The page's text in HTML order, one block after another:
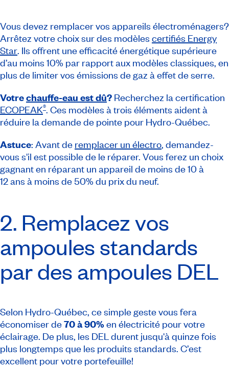
Vous devez remplacer vos appareils électroménagers?
Arrêtez votre choix sur des modèles certifiés Energy
Star. Ils offrent une efficacité énergétique supérieure
d’au moins 10% par rapport aux modèles classiques, en
plus de limiter vos émissions de gaz à effet de serre.
Votrechauffe-eau est dû? Recherchez la certification
ECOPEAK®. Ces modèles à trois éléments aident à
réduire la demande de pointe pour Hydro-Québec.
Astuce: Avant de remplacer un électro, demandez-
vous s'il est possible de le réparer. Vous ferez un choix
gagnant en réparant un appareil de moins de 10 à
12 ans à moins de 50% du prix du neuf.
2. Remplacez vos
ampoules standards
par des ampoules DEL
Selon Hydro-Québec, ce simple geste vous fera
économiser de70 à 90%en électricité pour votre
éclairage. De plus, les DEL durent jusqu'à quinze fois
plus longtemps que les produits standards. C’est
excellent pour votre portefeuille!